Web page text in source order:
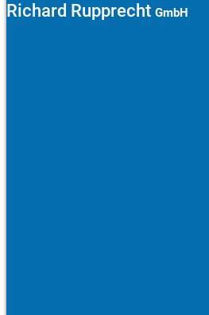
Richard Rupprecht GmbH